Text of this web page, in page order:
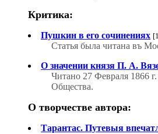
Критика:
Пушкин в его сочинениях
Статья была читана въ
О значении князя П. А.
Читано 27 Февраля 1866
Общества.
О творчестве автора:
Тарантас. Путевыя